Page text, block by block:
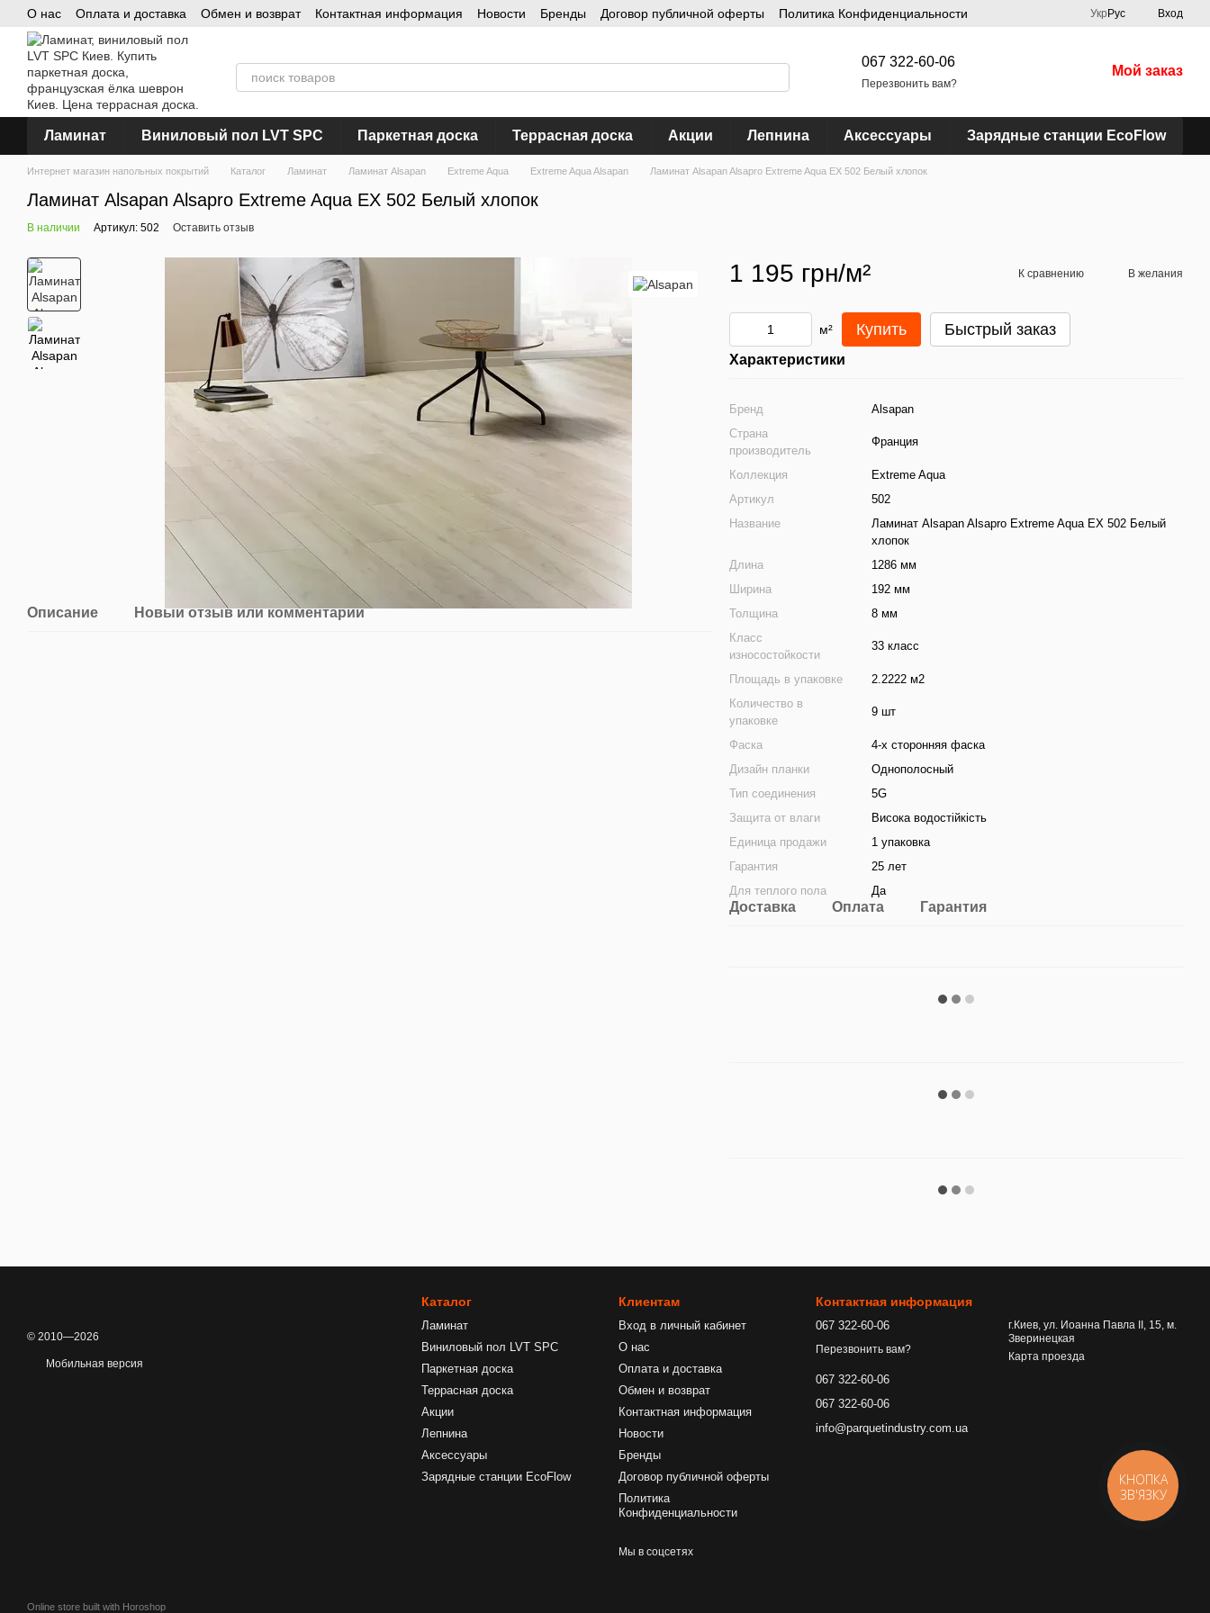
Перейти к основному контенту
О нас Оплата и доставка Обмен и возврат Контактная информация Новости Бренды Договор публичной оферты Политика Конфиденциальности Укр Рус Вход
067 322-60-06
Перезвонить вам?
Мой заказ
Ламинат Виниловый пол LVT SPC Паркетная доска Террасная доска Акции Лепнина Аксессуары Зарядные станции EcoFlow
Интернет магазин напольных покрытий Каталог Ламинат Ламинат Alsapan Extreme Aqua Extreme Aqua Alsapan Ламинат Alsapan Alsapro Extreme Aqua EX 502 Белый хлопок
Ламинат Alsapan Alsapro Extreme Aqua EX 502 Белый хлопок
В наличии Артикул: 502 Оставить отзыв
Описание Новый отзыв или комментарий
1 195 грн/м² К сравнению В желания
м² Купить Быстрый заказ
Характеристики
Бренд
Alsapan
Страна
производитель
Франция
Коллекция
Extreme Aqua
Артикул
502
Название
Ламинат Alsapan Alsapro Extreme Aqua EX 502 Белый
хлопок
Длина
1286 мм
Ширина
192 мм
Толщина
8 мм
Класс
износостойкости
33 класс
Площадь в упаковке
2.2222 м2
Количество в
упаковке
9 шт
Фаска
4-х сторонняя фаска
Дизайн планки
Однополосный
Тип соединения
5G
Защита от влаги
Висока водостійкість
Единица продажи
1 упаковка
Гарантия
25 лет
Для теплого пола
Да
Доставка Оплата Гарантия
© 2010—2026
Мобильная версия
Online store built with Horoshop
Каталог
Ламинат
Виниловый пол LVT SPC
Паркетная доска
Террасная доска
Акции
Лепнина
Аксессуары
Зарядные станции EcoFlow
Клиентам
Вход в личный кабинет
О нас
Оплата и доставка
Обмен и возврат
Контактная информация
Новости
Бренды
Договор публичной оферты
Политика
Конфиденциальности
Мы в соцсетях
Контактная информация
067 322-60-06
Перезвонить вам?
067 322-60-06
067 322-60-06
info@parquetindustry.com.ua
г.Киев, ул. Иоанна Павла ІІ, 15, м.
Зверинецкая
Карта проезда
КНОПКА
ЗВ'ЯЗКУ